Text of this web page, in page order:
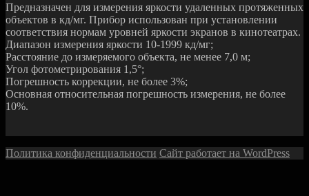
Предназначен для измерения яркости удаленных протяженных
объектов в кд/мг. Прибор использован при установлении
соответствия нормам уровней яркости экранов в кинотеатрах.
Диапазон измерения яркости 10-1999 кд/мг;
Расстояние до измеряемого объекта, не менее 7,0 м;
Угол фотометрирования 1,5°;
Погрешность коррекции, не более 3%;
Основная относительная погрешность измерения, не более
10%.
Политика конфиденциальности Сайт работает на WordPress